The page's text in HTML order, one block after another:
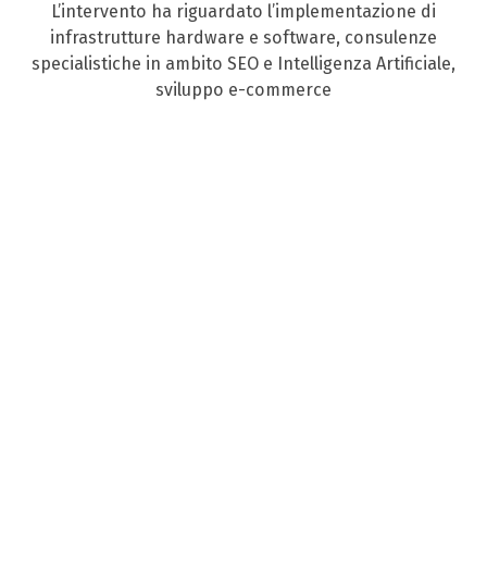
L’intervento ha riguardato l’implementazione di
infrastrutture hardware e software, consulenze
specialistiche in ambito SEO e Intelligenza Artificiale,
sviluppo e-commerce